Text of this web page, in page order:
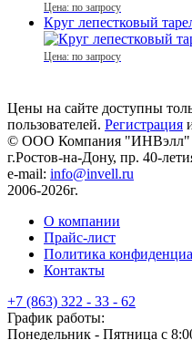
Цена: по запросу
Круг лепестковый
Цена: по запросу
Цены на сайте доступны
пользователей. Регистрация
© ООО Компания "ИНВэлл"
г.Ростов-на-Дону, пр. 40-
e-mail: info@invell.ru
2006-2026г.
О компании
Прайс-лист
Политика
Контакты
+7 (863) 322 - 33 - 62
График работы:
Понедельник - Пятница с